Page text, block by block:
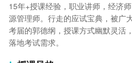
15年+授课经验，职业讲师，经济
源管理师。行走的应试宝典，被广
考届的郭德纲，授课方式幽默灵活
落地考试需求。